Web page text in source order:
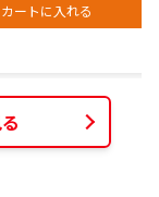
カートに入れる